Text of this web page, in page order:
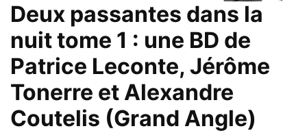
Deux passantes dans la
nuit tome 1 : une BD de
Patrice Leconte, Jérôme
Tonerre et Alexandre
Coutelis (Grand Angle)